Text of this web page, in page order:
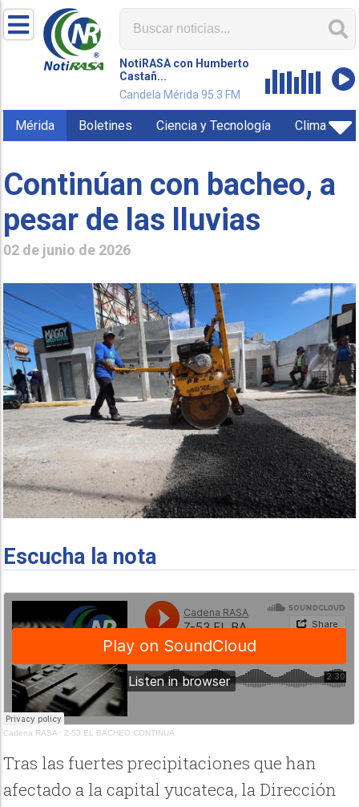
NotiRASA con Humberto
Castañ...
Candela Mérida 95.3 FM
Mérida Boletines Ciencia y Tecnología Clima
Continúan con bacheo, a
pesar de las lluvias
02 de junio de 2026
Escucha la nota
Cadena RASA · Z-53 EL BACHEO CONTINUA
Tras las fuertes precipitaciones que han
afectado a la capital yucateca, la Dirección